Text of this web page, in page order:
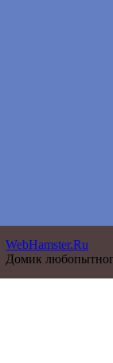
WebHamster.Ru
Домик